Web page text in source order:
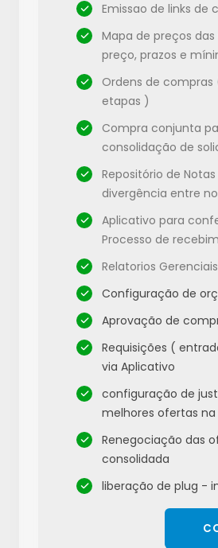
Emissao de links de
Mapa de preços
preço, prazos e
Ordens de
etapas )
Compra conjunta
consolidação de
Repositório de
divergência entre
Aplicativo para
Processo de
Relatorios
Configuração de
Aprovação de
Requisições (
via Aplicativo
configuração de
melhores ofertas
Renegociação das
consolidada
liberação de plug -